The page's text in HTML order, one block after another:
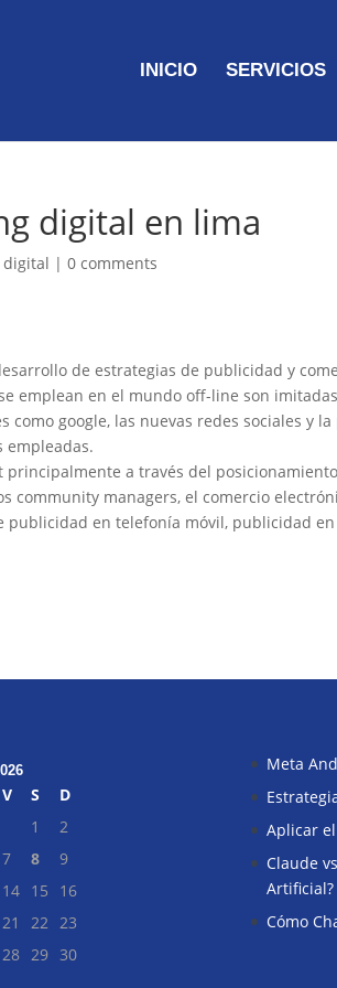
INICIO SERVICIOS
digital en lima
digital |0 comments
de estrategias de publicidad y
emplean en el mundo off-line son
como google, las nuevas redes sociales y
empleadas.
a través del
community managers, el comercio
en telefonía móvil, publicidad
V S
D
1
2
7 8
9
14 15
16
21 22
23
28 29 30
Meta
Aplicar
Claude
Artificial?
Cómo